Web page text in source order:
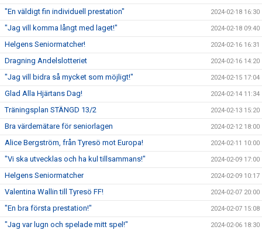
"En väldigt fin individuell prestation" 2024-02-18 16:30
"Jag vill komma långt med laget!" 2024-02-18 09:40
Helgens Seniormatcher! 2024-02-16 16:31
Dragning Andelslotteriet 2024-02-16 14:20
"Jag vill bidra så mycket som möjligt!" 2024-02-15 17:04
Glad Alla Hjärtans Dag! 2024-02-14 11:34
Träningsplan STÄNGD 13/2 2024-02-13 15:20
Bra värdemätare för seniorlagen 2024-02-12 18:00
Alice Bergström, från Tyresö mot Europa! 2024-02-11 10:00
"Vi ska utvecklas och ha kul tillsammans!" 2024-02-09 17:00
Helgens Seniormatcher 2024-02-09 10:17
Valentina Wallin till Tyresö FF! 2024-02-07 20:00
"En bra första prestation!" 2024-02-07 15:08
"Jag var lugn och spelade mitt spel!" 2024-02-06 18:30